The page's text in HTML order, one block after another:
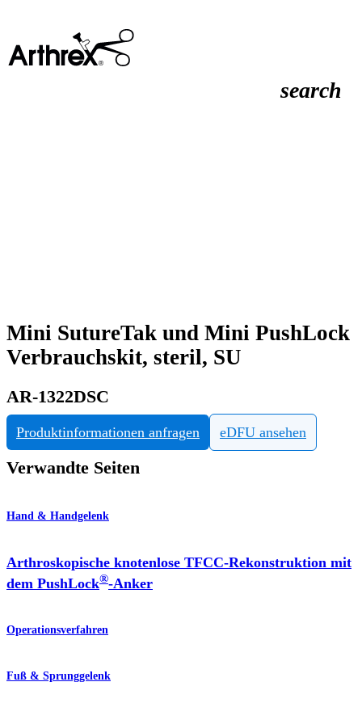
search
Mini SutureTak und Mini PushLock
Verbrauchskit, steril, SU
AR-1322DSC
Produktinformationen anfragen eDFU ansehen
Verwandte Seiten
Hand & Handgelenk
Arthroskopische knotenlose TFCC-Rekonstruktion mit
dem PushLock®-Anker
Operationsverfahren
Fuß & Sprunggelenk